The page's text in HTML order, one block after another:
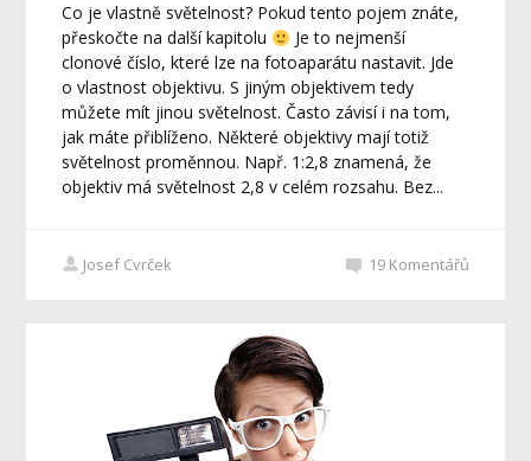
Co je vlastně světelnost? Pokud tento pojem znáte,
přeskočte na další kapitolu
Je to nejmenší
clonové číslo, které lze na fotoaparátu nastavit. Jde
o vlastnost objektivu. S jiným objektivem tedy
můžete mít jinou světelnost. Často závisí i na tom,
jak máte přiblíženo. Některé objektivy mají totiž
světelnost proměnnou. Např. 1:2,8 znamená, že
objektiv má světelnost 2,8 v celém rozsahu. Bez...
Josef Cvrček 19 Komentářů